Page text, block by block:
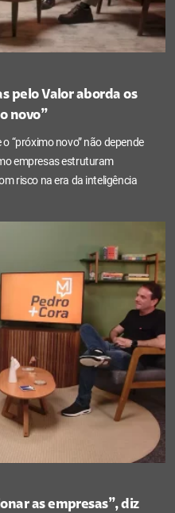
pelo Valor aborda os
novo”
“próximo novo” não depende
empresas estruturam
risco na era da inteligência
as empresas”, diz